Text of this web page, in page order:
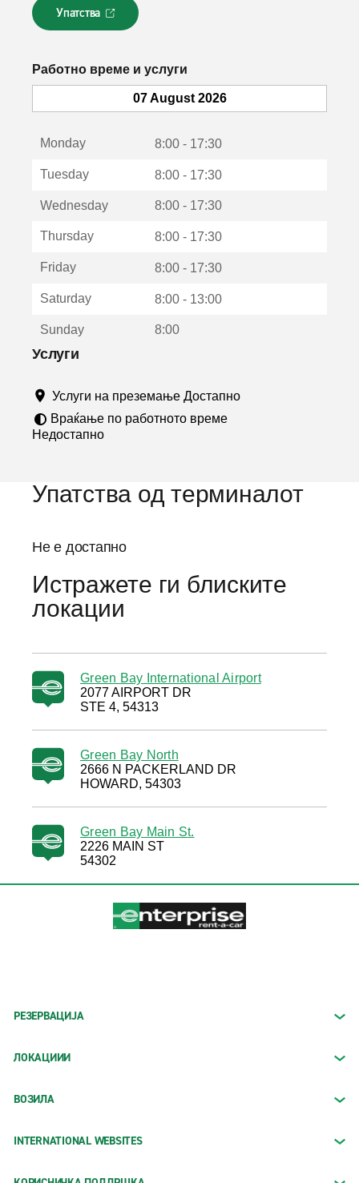
Упатства
Л
и
к
с
о
р
Работно време и услуги
07 August 2026
Monday 8:00 - 17:30
Tuesday 8:00 - 17:30
Wednesday 8:00 - 17:30
Thursday 8:00 - 17:30
Friday 8:00 - 17:30
Saturday 8:00 - 13:00
Sunday 8:00
Услуги
Услуги на преземање Достапно
Враќање по работното време
Недостапно
Упатства од терминалот
Не е достапно
Истражете ги блиските
локации
Green Bay International Airport
2077 AIRPORT DR
STE 4, 54313
Green Bay North
2666 N PACKERLAND DR
HOWARD, 54303
Green Bay Main St.
2226 MAIN ST
54302
РЕЗЕРВАЦИЈА
ЛОКАЦИИИ
ВОЗИЛА
INTERNATIONAL WEBSITES